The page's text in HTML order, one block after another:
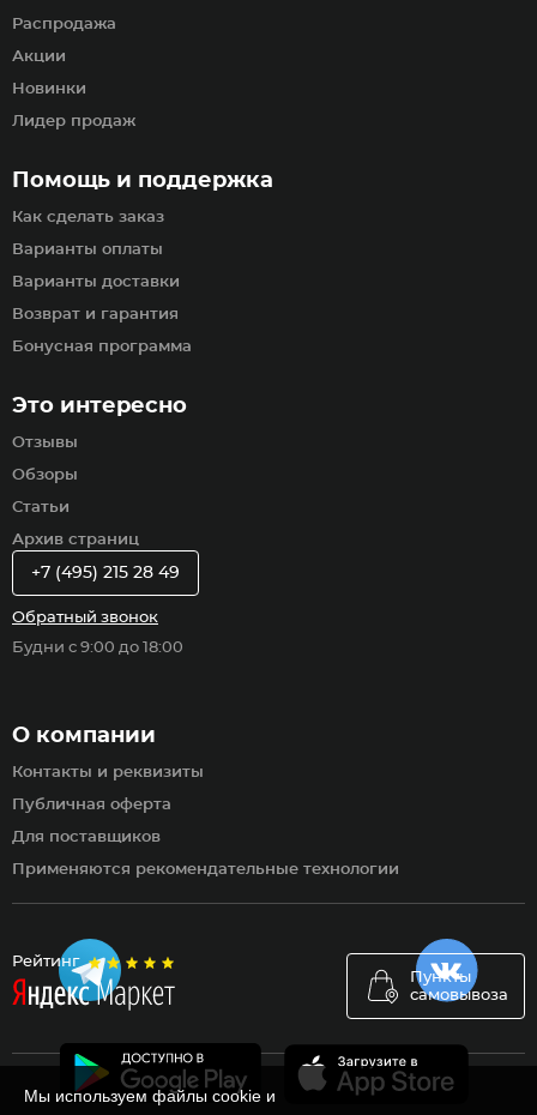
Рейтинг
Пункты
самовывоза
Помощь и поддержка
Как сделать заказ
Варианты оплаты
Варианты доставки
Возврат и гарантия
Бонусная программа
Распродажа
Акции
Новинки
Лидер продаж
Это интересно
Отзывы
Обзоры
Статьи
Архив страниц
О компании
Контакты и реквизиты
Публичная оферта
Для поставщиков
Применяются рекомендательные технологии
+7 (495) 215 28 49
Обратный звонок
Будни с 9:00 до 18:00
Мы используем файлы cookie и